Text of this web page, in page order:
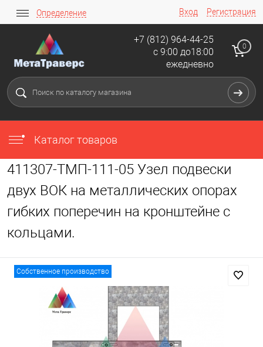
Вход Регистрация
Определение
+7 (812) 964-44-25
с 9:00 до18:00
ежедневно
0
Каталог товаров
411307-ТМП-111-05 Узел подвески
двух ВОК на металлических опорах
гибких поперечин на кронштейне с
кольцами.
Собственное производство